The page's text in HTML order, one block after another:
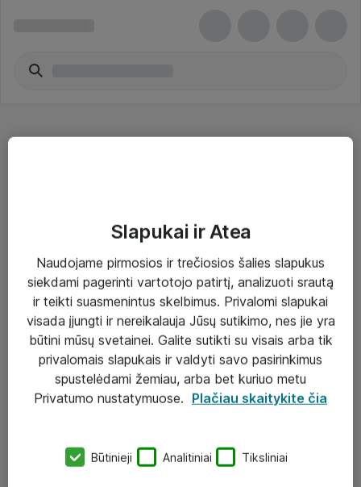
Sprendimai ir paslaugos
Paslaugos
Sprendimai
Įgyvendinti projektai
Atea ekspertų patarimai verslui
UAB „ATEA“
Slapukai ir Atea
Naudojame pirmosios ir trečiosios šalies slapukus
siekdami pagerinti vartotojo patirtį, analizuoti srautą
ir teikti suasmenintus skelbimus. Privalomi slapukai
visada įjungti ir nereikalauja Jūsų sutikimo, nes jie yra
būtini mūsų svetainei. Galite sutikti su visais arba tik
privalomais slapukais ir valdyti savo pasirinkimus
spustelėdami žemiau, arba bet kuriuo metu
Privatumo nustatymuose. Plačiau skaitykite čia
Būtinieji Analitiniai Tiksliniai